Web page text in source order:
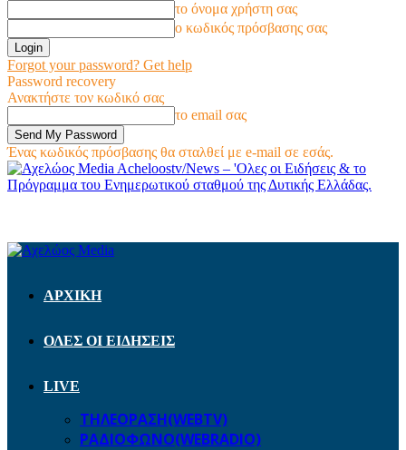
το όνομα χρήστη σας
ο κωδικός πρόσβασης σας
Forgot your password? Get help
Password recovery
Ανακτήστε τον κωδικό σας
το email σας
Ένας κωδικός πρόσβασης θα σταλθεί με e-mail σε εσάς.
Acheloostv/News – 'Ολες οι Ειδήσεις & το
Πρόγραμμα του Ενημερωτικού σταθμού της Δυτικής Ελλάδας.
ΑΡΧΙΚΗ
ΟΛΕΣ ΟΙ ΕΙΔΗΣΕΙΣ
LIVE
ΤΗΛΕΟΡΑΣΗ(WEBTV)
ΡΑΔΙΟΦΩΝΟ(WEBRADIO)